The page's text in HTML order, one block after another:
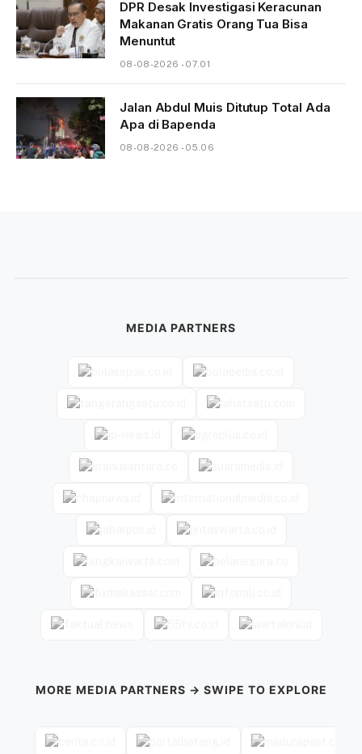
DPR Desak Investigasi Keracunan
Makanan Gratis Orang Tua Bisa
Menuntut
08-08-2026 - 07.01
Jalan Abdul Muis Ditutup Total Ada
Apa di Bapenda
08-08-2026 - 05.06
MEDIA PARTNERS
MORE MEDIA PARTNERS → SWIPE TO EXPLORE